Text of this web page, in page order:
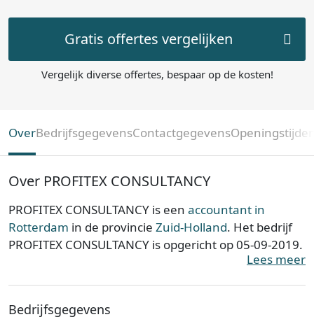
Gratis offertes vergelijken
Vergelijk diverse offertes, bespaar op de kosten!
OverBedrijfsgegevensContactgegevens
Over PROFITEX CONSULTANCY
PROFITEX CONSULTANCY is een accountant in
Rotterdam in de provincie Zuid-Holland. Het bedrijf
PROFITEX CONSULTANCY is opgericht op 05-09-2019.
bekend onder nummer 75655144. De
Lees meer
Bedrijfsgegevens